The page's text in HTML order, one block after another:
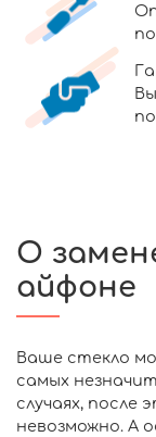
О
айфоне
Ваше стекло
самых
случаях, после
невозможно. А